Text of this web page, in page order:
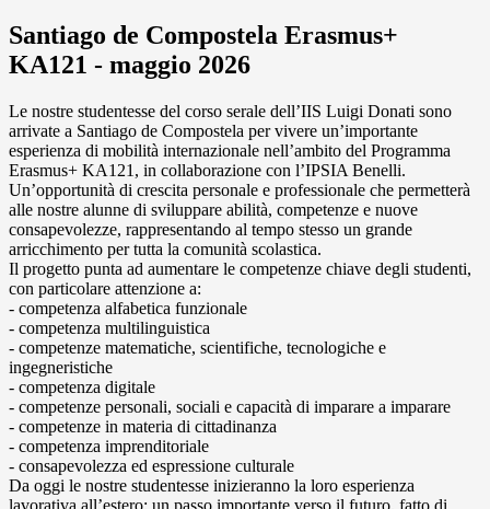
Santiago de Compostela Erasmus+
KA121 - maggio 2026
Le nostre studentesse del corso serale dell’IIS Luigi Donati sono
arrivate a Santiago de Compostela per vivere un’importante
esperienza di mobilità internazionale nell’ambito del Programma
Erasmus+ KA121, in collaborazione con l’IPSIA Benelli.
Un’opportunità di crescita personale e professionale che permetterà
alle nostre alunne di sviluppare abilità, competenze e nuove
consapevolezze, rappresentando al tempo stesso un grande
arricchimento per tutta la comunità scolastica.
Il progetto punta ad aumentare le competenze chiave degli studenti,
con particolare attenzione a:
- competenza alfabetica funzionale
- competenza multilinguistica
- competenze matematiche, scientifiche, tecnologiche e
ingegneristiche
- competenza digitale
- competenze personali, sociali e capacità di imparare a imparare
- competenze in materia di cittadinanza
- competenza imprenditoriale
- consapevolezza ed espressione culturale
Da oggi le nostre studentesse inizieranno la loro esperienza